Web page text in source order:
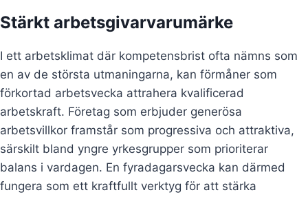
Stärkt arbetsgivarvarumärke
I ett arbetsklimat där kompetensbrist ofta nämns som
en av de största utmaningarna, kan förmåner som
förkortad arbetsvecka attrahera kvalificerad
arbetskraft. Företag som erbjuder generösa
arbetsvillkor framstår som progressiva och attraktiva,
särskilt bland yngre yrkesgrupper som prioriterar
balans i vardagen. En fyradagarsvecka kan därmed
fungera som ett kraftfullt verktyg för att stärka